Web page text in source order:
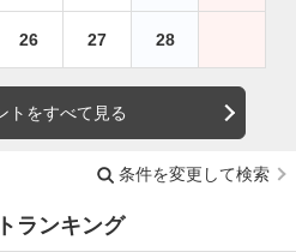
26 27 28
トをすべて見る
条件を変更して検索
ランキング